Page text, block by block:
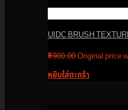
UIDC BRUSH
฿900.00Original price
หยิบใส่ตะกร้า